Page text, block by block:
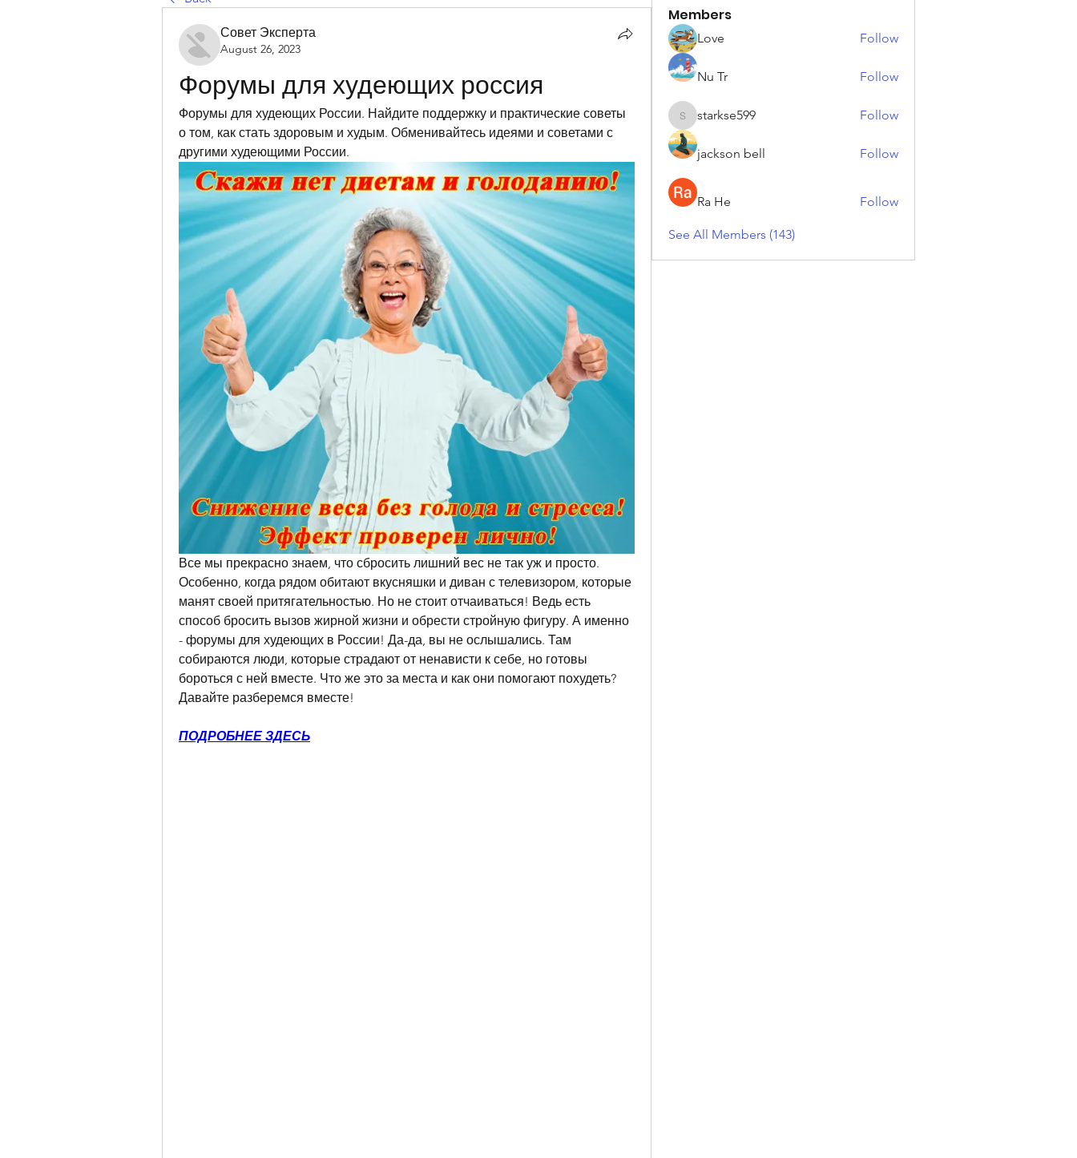
Совет Эксперта
August 26, 2023
Форумы для худеющих россия
Форумы для худеющих России. Найдите поддержку и практические советы
о том, как стать здоровым и худым. Обменивайтесь идеями и советами с
другими худеющими России.
Все мы прекрасно знаем, что сбросить лишний вес не так уж и просто.
Особенно, когда рядом обитают вкусняшки и диван с телевизором, которые
манят своей притягательностью. Но не стоит отчаиваться! Ведь есть
способ бросить вызов жирной жизни и обрести стройную фигуру. А именно
- форумы для худеющих в России! Да-да, вы не ослышались. Там
собираются люди, которые страдают от ненависти к себе, но готовы
бороться с ней вместе. Что же это за места и как они помогают похудеть?
Давайте разберемся вместе!
ПОДРОБНЕЕ ЗДЕСЬ
Members
Love Follow
Nu Tr Follow
starkse599
starkse599 Follow
jackson bell Follow
Ra He Follow
See All Members (143)